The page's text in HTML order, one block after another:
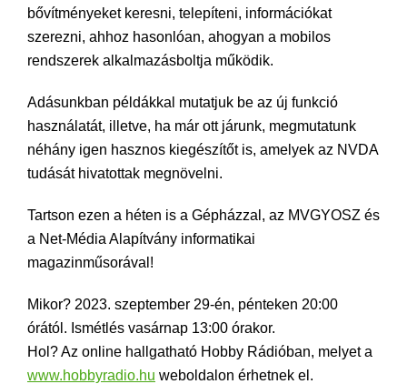
bővítményeket keresni, telepíteni, információkat
szerezni, ahhoz hasonlóan, ahogyan a mobilos
rendszerek alkalmazásboltja működik.
Adásunkban példákkal mutatjuk be az új funkció
használatát, illetve, ha már ott járunk, megmutatunk
néhány igen hasznos kiegészítőt is, amelyek az NVDA
tudását hivatottak megnövelni.
Tartson ezen a héten is a Gépházzal, az MVGYOSZ és
a Net-Média Alapítvány informatikai
magazinműsorával!
Mikor? 2023. szeptember 29-én, pénteken 20:00
órától. Ismétlés vasárnap 13:00 órakor.
Hol? Az online hallgatható Hobby Rádióban, melyet a
www.hobbyradio.hu weboldalon érhetnek el.